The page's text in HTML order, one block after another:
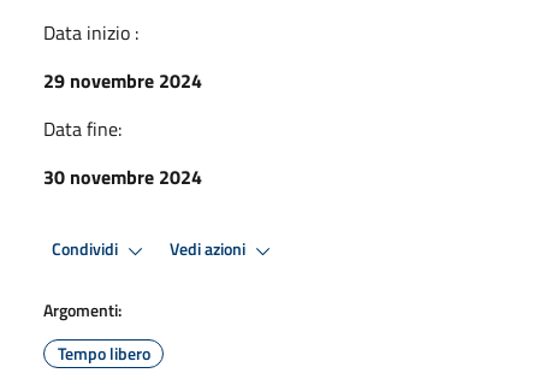
Data inizio :
29 novembre 2024
Data fine:
30 novembre 2024
Condividi Vedi azioni
Argomenti:
Tempo libero